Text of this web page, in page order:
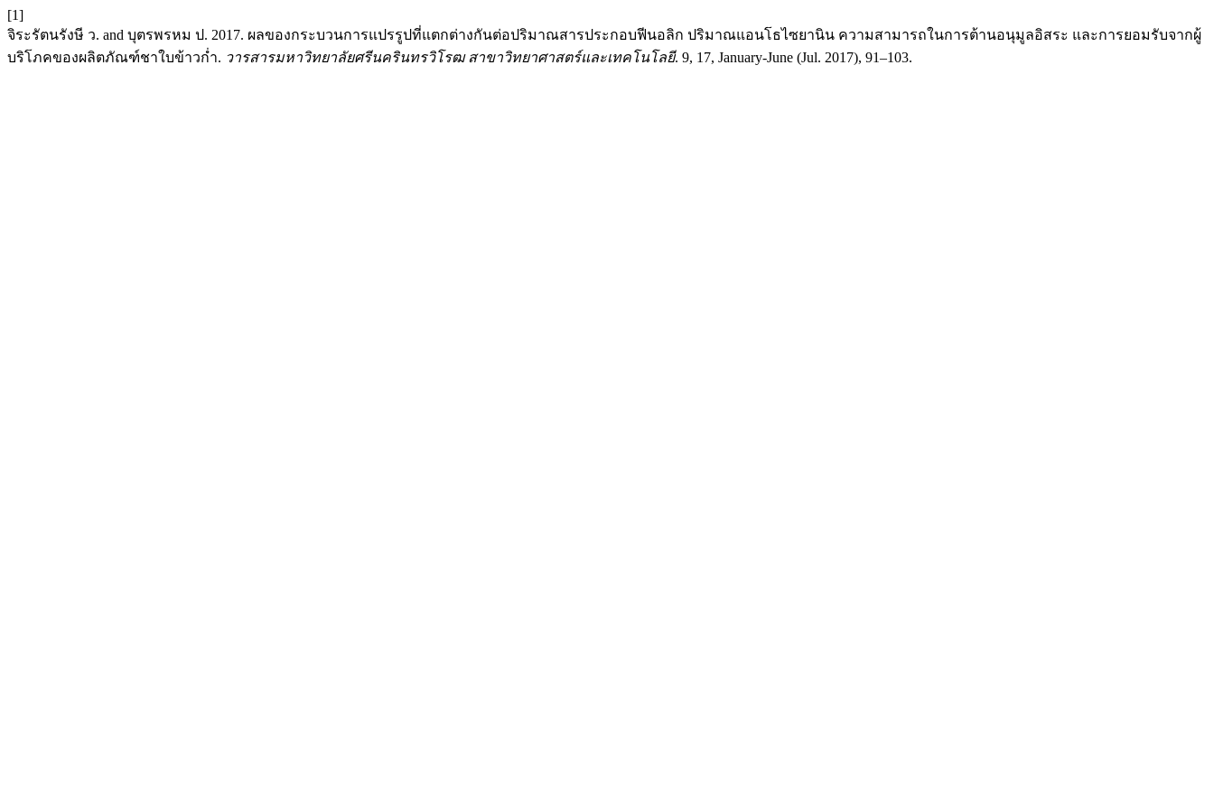
[1]
จิระรัตนรังษี ว. and บุตรพรหม ป. 2017. ผลของกระบวนการแปรรูปที่แตกต่างกันต่อปริมาณสารประกอบฟีนอลิก ปริมาณแอนโธไซยานิน ความสามารถในการต้านอนุมูลอิสระ และการยอมรับจากผู้
บริโภคของผลิตภัณฑ์ชาใบข้าวก่ำ. วารสารมหาวิทยาลัยศรีนครินทรวิโรฒ สาขาวิทยาศาสตร์และเทคโนโลยี. 9, 17, January-June (Jul. 2017), 91–103.